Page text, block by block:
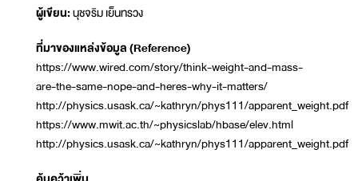
ผู้เขียน:นุชจริม เย็นทรวง
ที่มาของแหล่งข้อมูล (Reference)
https://www.wired.com/story/think-weight-and-mass-
are-the-same-nope-and-heres-why-it-matters/
http://physics.usask.ca/~kathryn/phys111/apparent_weight.pdf
https://www.mwit.ac.th/~physicslab/hbase/elev.html
http://physics.usask.ca/~kathryn/phys111/apparent_weight.pdf